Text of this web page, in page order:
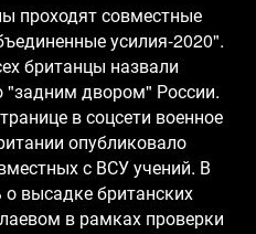
проходят совместные
усилия-2020".
британцы назвали
"задним двором" России.
в соцсети военное
опубликовало
с ВСУ учений. В
высадке британских
в рамках проверки